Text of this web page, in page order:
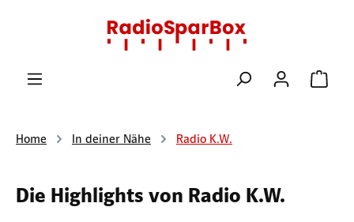
Zum Hauptinhalt springen
Home In deiner Nähe Radio K.W.
Die Highlights von Radio K.W.